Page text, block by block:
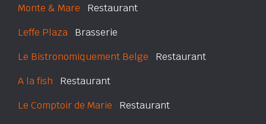
Monte & Mare Restaurant
Leffe Plaza Brasserie
Le Bistronomiquement Belge Restaurant
A la fish Restaurant
Le Comptoir de Marie Restaurant